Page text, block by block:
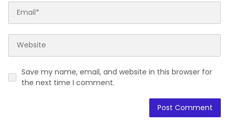
Save my name, email, and website in this browser for
the next time I comment.